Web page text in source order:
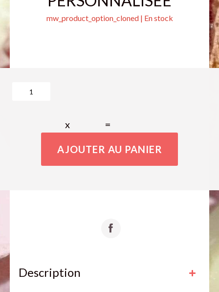
mw_product_option_cloned | En stock
x =
AJOUTER AU PANIER
Description